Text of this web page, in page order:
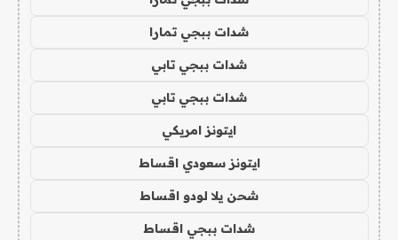
شدات ببجي تمارا
شدات ببجي تابي
شدات ببجي تابي
ايتونز امريكي
ايتونز سعودي اقساط
شحن يلا لودو اقساط
شدات ببجي اقساط